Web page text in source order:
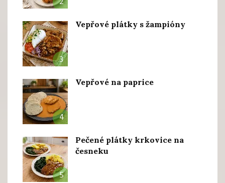
3
Vepřové plátky s žampióny
4
Vepřové na paprice
5
Pečené plátky krkovice na
česneku